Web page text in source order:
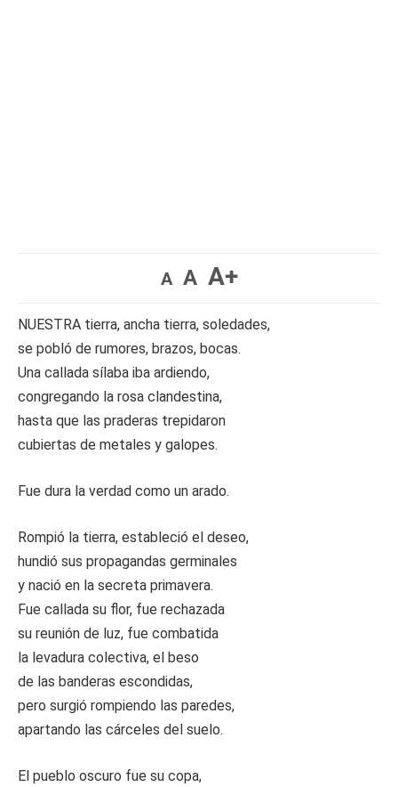
A A A+
NUESTRA tierra, ancha tierra, soledades,
se pobló de rumores, brazos, bocas.
Una callada sílaba iba ardiendo,
congregando la rosa clandestina,
hasta que las praderas trepidaron
cubiertas de metales y galopes.
Fue dura la verdad como un arado.
Rompió la tierra, estableció el deseo,
hundió sus propagandas germinales
y nació en la secreta primavera.
Fue callada su flor, fue rechazada
su reunión de luz, fue combatida
la levadura colectiva, el beso
de las banderas escondidas,
pero surgió rompiendo las paredes,
apartando las cárceles del suelo.
El pueblo oscuro fue su copa,